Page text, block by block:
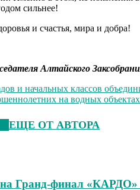
сильнее!
и счастья, мира и добра!
Алтайского
и начальных классов
на водных
ЕЩЕ ОТ АВТОРА
Гранд-финал «КАРДО»